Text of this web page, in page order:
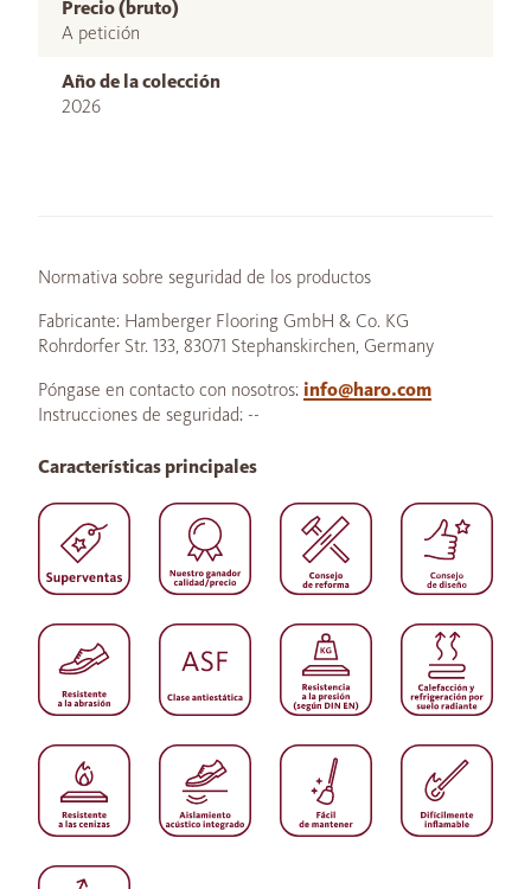
Precio (bruto)
A petición
Año de la colección
2026
Normativa sobre seguridad de los productos
Fabricante: Hamberger Flooring GmbH & Co. KG
Rohrdorfer Str. 133, 83071 Stephanskirchen, Germany
Póngase en contacto con nosotros: info@haro.com
Instrucciones de seguridad: --
Características principales